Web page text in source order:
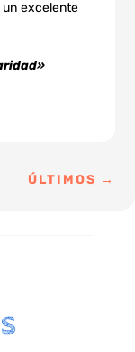
un excelente
ÚLTIMOS →